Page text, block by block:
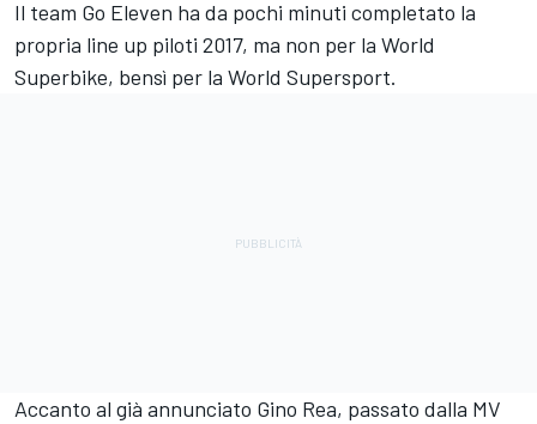
Il team Go Eleven ha da pochi minuti completato la
propria line up piloti 2017, ma non per la World
Superbike, bensì per la World Supersport.
Accanto al già annunciato Gino Rea, passato dalla MV